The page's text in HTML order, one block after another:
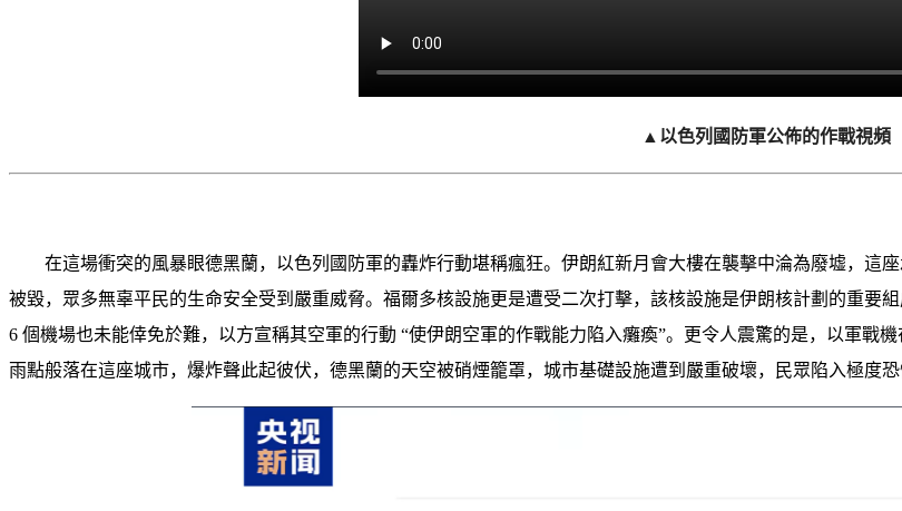
▲以色列國防軍公佈的作戰視頻
在這場衝突的風暴眼德黑蘭，以色列國防軍的轟炸行動堪稱瘋狂。伊朗紅新月會大樓在襲擊中淪為廢墟，這
被毀，眾多無辜平民的生命安全受到嚴重威脅。福爾多核設施更是遭受二次打擊，該核設施是伊朗核計劃的重要
6 個機場也未能倖免於難，以方宣稱其空軍的行動 “使伊朗空軍的作戰能力陷入癱瘓”。更令人震驚的是，以軍戰
雨點般落在這座城市，爆炸聲此起彼伏，德黑蘭的天空被硝煙籠罩，城市基礎設施遭到嚴重破壞，民眾陷入極度恐